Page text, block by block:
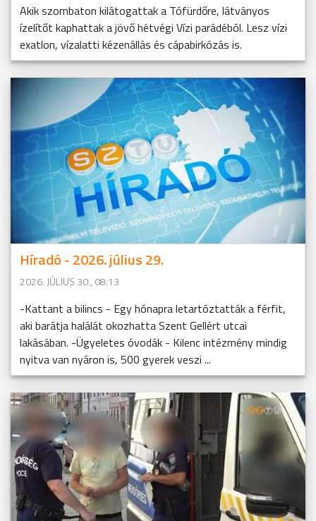
Akik szombaton kilátogattak a Tófürdőre, látványos
ízelítőt kaphattak a jövő hétvégi Vízi parádéból. Lesz vízi
exatlon, vízalatti kézenállás és cápabirkózás is.
Híradó - 2026. július 29.
2026. JÚLIUS 30., 08:13
-Kattant a bilincs - Egy hónapra letartóztatták a férfit,
aki barátja halálát okozhatta Szent Gellért utcai
lakásában. -Ügyeletes óvodák - Kilenc intézmény mindig
nyitva van nyáron is, 500 gyerek veszi ...